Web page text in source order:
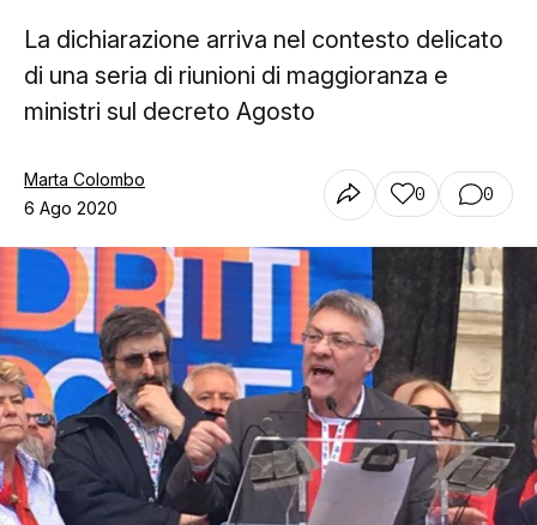
Contatti
La dichiarazione arriva nel contesto delicato
di una seria di riunioni di maggioranza e
ministri sul decreto Agosto
Marta Colombo
6 Ago 2020
0 0